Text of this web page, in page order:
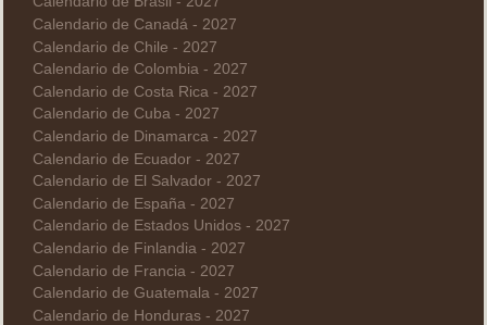
Calendario de Canadá - 2027
Calendario de Chile - 2027
Calendario de Colombia - 2027
Calendario de Costa Rica - 2027
Calendario de Cuba - 2027
Calendario de Dinamarca - 2027
Calendario de Ecuador - 2027
Calendario de El Salvador - 2027
Calendario de España - 2027
Calendario de Estados Unidos - 2027
Calendario de Finlandia - 2027
Calendario de Francia - 2027
Calendario de Guatemala - 2027
Calendario de Honduras - 2027